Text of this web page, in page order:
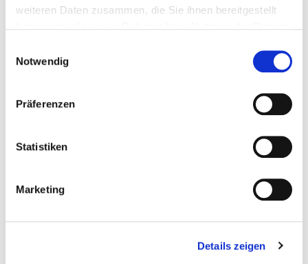
weiteren Daten zusammen, die Sie ihnen bereitgestellt
Notwendig
Präferenzen
Statistiken
Marketing
Details zeigen